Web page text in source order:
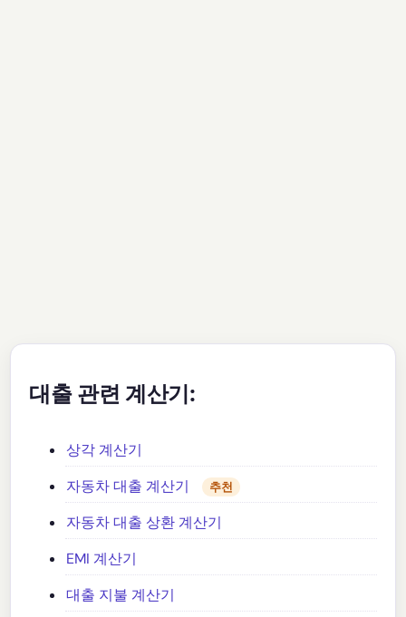
대출 관련 계산기:
상각 계산기
자동차 대출 계산기
추천
자동차 대출 상환 계산기
EMI 계산기
대출 지불 계산기